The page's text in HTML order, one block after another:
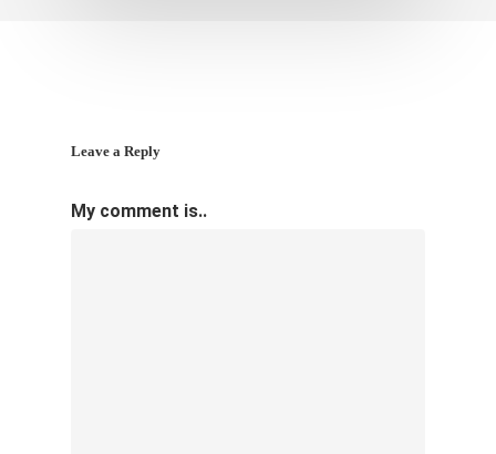
Leave a Reply
My comment is..